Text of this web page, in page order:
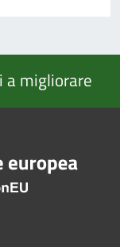
a migliorare